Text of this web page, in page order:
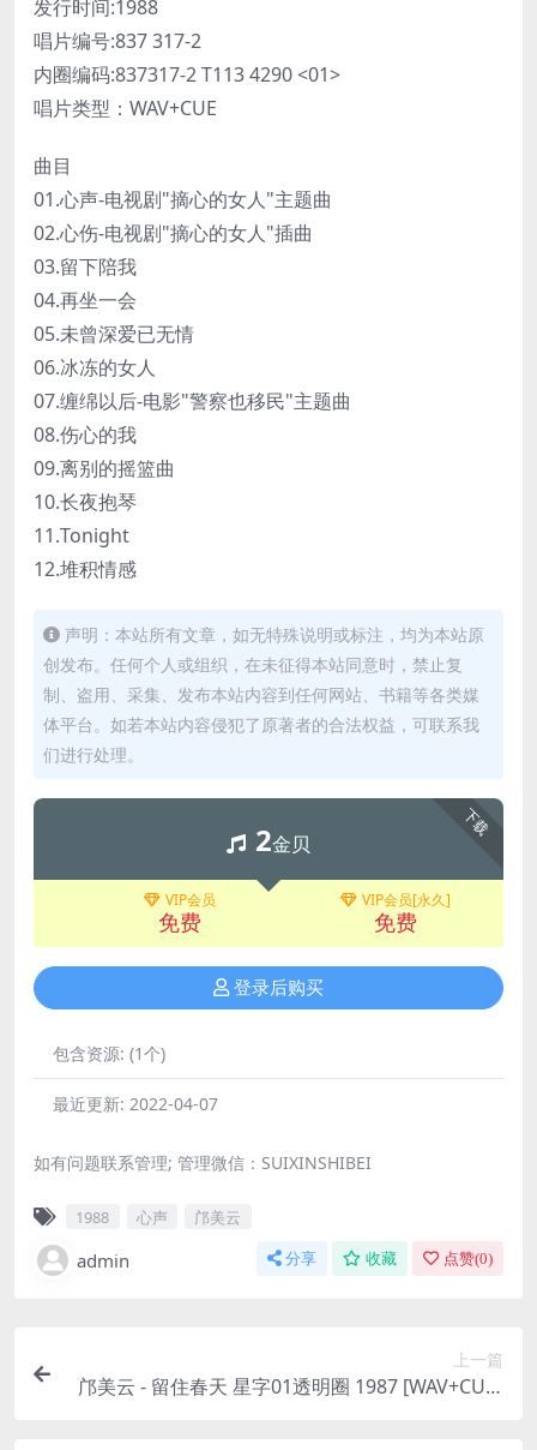
发行时间:1988
唱片编号:837 317-2
内圈编码:837317-2 T113 4290 <01>
唱片类型：WAV+CUE
曲目
01.心声-电视剧"摘心的女人"主题曲
02.心伤-电视剧"摘心的女人"插曲
03.留下陪我
04.再坐一会
05.未曾深爱已无情
06.冰冻的女人
07.缠绵以后-电影"警察也移民"主题曲
08.伤心的我
09.离别的摇篮曲
10.长夜抱琴
11.Tonight
12.堆积情感
声明：本站所有文章，如无特殊说明或标注，均为本站原
创发布。任何个人或组织，在未征得本站同意时，禁止复
制、盗用、采集、发布本站内容到任何网站、书籍等各类媒
体平台。如若本站内容侵犯了原著者的合法权益，可联系我
们进行处理。
下载
2金贝
VIP会员
免费
VIP会员[永久]
免费
登录后购买
包含资源: (1个)
最近更新: 2022-04-07
如有问题联系管理; 管理微信：SUIXINSHIBEI
1988 心声 邝美云
admin 分享 收藏 点赞(0)
上一篇
邝美云 - 留住春天 星字01透明圈 1987 [WAV+CUE/